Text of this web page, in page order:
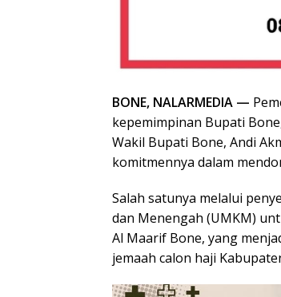
BONE, NALARMEDIA —
kepemimpinan Bupati
Wakil Bupati Bone, Andi
komitmennya dalam
Salah satunya melalui
dan Menengah (UMKM)
Al Maarif Bone, yang
jemaah calon haji